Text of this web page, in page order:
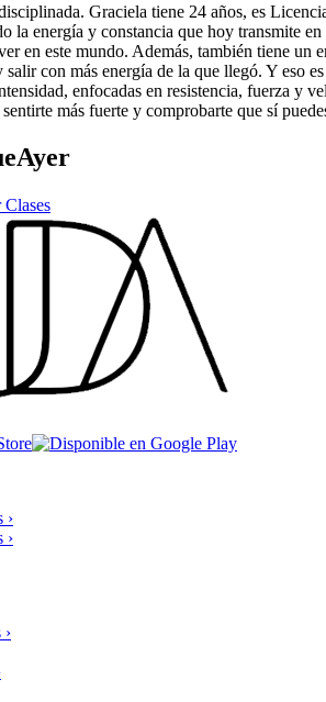
Graciela tiene 24 años, es
la energía y constancia que hoy transmite
en este mundo. Además, también tiene un
con más energía de la que llegó. Y eso
enfocadas en resistencia, fuerza y
más fuerte y comprobarte que sí
›
›